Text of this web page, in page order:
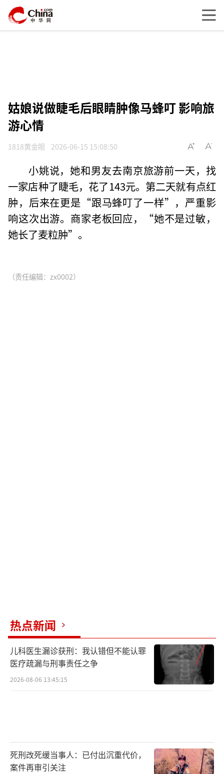
姑娘说做睫毛后眼睛肿像马蜂叮 影响旅
游心情
1818黄金眼 2026-06-15 15:08:50
小姚说，她和男友去南京旅游前一天，找
一家店种了睫毛，花了143元。第二天就有点红
肿，后来在更是“跟马蜂叮了一样”，严重影
响这次出游。商家老板回应，“她不是过敏，
她长了麦粒肿”。
（责任编辑：zx0002）
热点新闻
儿科医生漏诊获刑：我认错但不能认罪
医疗疏漏与刑事责任之争
2026-08-06 13:45:15
死刑改死缓当事人：已付出沉重代价，
案件再审引关注